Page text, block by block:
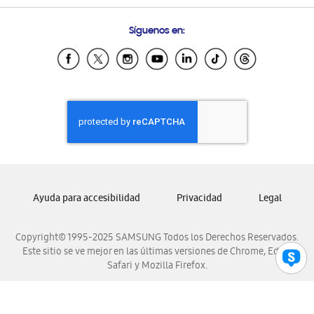
Samsung Ecuador
Samsung El Salvador
Samsung Honduras
Samsung Nicaragua
Samsung Panamá
Samsung Venezuela
Síguenos en:
Copyright© 1995-2025 SAMSUNG Todos los Derechos Reservados.
Este sitio se ve mejor en las últimas versiones de Chrome, Edge,
Safari y Mozilla Firefox.
Ayuda para accesibilidad Privacidad Legal